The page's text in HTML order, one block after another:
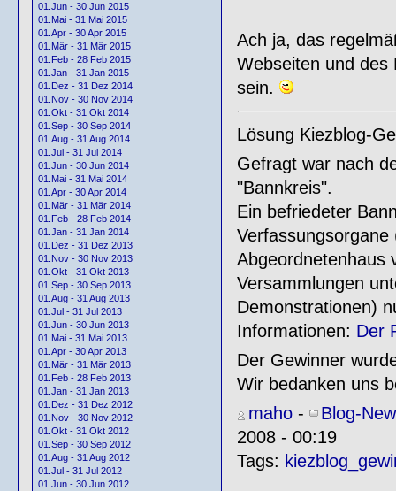
01.Jun - 30 Jun 2015
01.Mai - 31 Mai 2015
01.Apr - 30 Apr 2015
01.Mär - 31 Mär 2015
01.Feb - 28 Feb 2015
01.Jan - 31 Jan 2015
01.Dez - 31 Dez 2014
01.Nov - 30 Nov 2014
01.Okt - 31 Okt 2014
01.Sep - 30 Sep 2014
01.Aug - 31 Aug 2014
01.Jul - 31 Jul 2014
01.Jun - 30 Jun 2014
01.Mai - 31 Mai 2014
01.Apr - 30 Apr 2014
01.Mär - 31 Mär 2014
01.Feb - 28 Feb 2014
01.Jan - 31 Jan 2014
01.Dez - 31 Dez 2013
01.Nov - 30 Nov 2013
01.Okt - 31 Okt 2013
01.Sep - 30 Sep 2013
01.Aug - 31 Aug 2013
01.Jul - 31 Jul 2013
01.Jun - 30 Jun 2013
01.Mai - 31 Mai 2013
01.Apr - 30 Apr 2013
01.Mär - 31 Mär 2013
01.Feb - 28 Feb 2013
01.Jan - 31 Jan 2013
01.Dez - 31 Dez 2012
01.Nov - 30 Nov 2012
01.Okt - 31 Okt 2012
01.Sep - 30 Sep 2012
01.Aug - 31 Aug 2012
01.Jul - 31 Jul 2012
01.Jun - 30 Jun 2012
Ach ja, das
Webseiten und des
sein.
Lösung Kiezblog-
Gefragt war nach
"Bannkreis".
Ein befriedeter
Abgeordnetenhaus
Versammlungen
Demonstrationen)
Informationen: Der
Der Gewinner
Wir bedanken uns
maho-
Blog-
2008 - 00:19
Tags: